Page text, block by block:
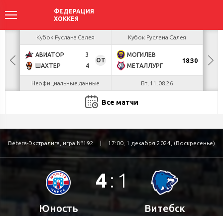
ОТ
Кубок Руслана Салея
АВИАТОР
3
ШАХТЕР
4
ОТ
Неофициальные данные
Кубок Руслана Салея
МОГИЛЕВ
МЕТАЛЛУРГ
18:30
Вт, 11.08.26
Все матчи
Betera-Экстралига, игра №192 | 17:00, 1 декабря 2024, (Воскресенье)
Юность
4: 1
Витебск